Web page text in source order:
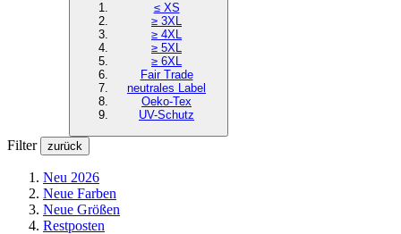
≤ XS
≥ 3XL
≥ 4XL
≥ 5XL
≥ 6XL
Fair Trade
neutrales Label
Oeko-Tex
UV-Schutz
Filter zurück
Neu 2026
Neue Farben
Neue Größen
Restposten